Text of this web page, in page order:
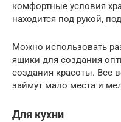
комфортные условия
находится под рукой,
Можно использовать
ящики для создания
создания красоты. Все
займут мало места и
Для кухни